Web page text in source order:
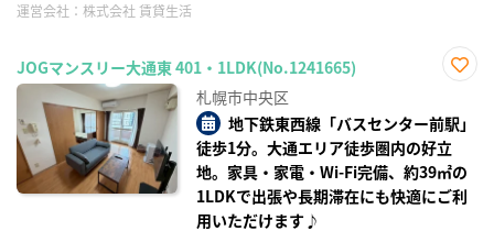
運営会社： 株式会社 賃貸生活
JOGマンスリー大通東 401・1LDK(No.1241665)
り登
録
札幌市中央区
地下鉄東西線「バスセンター前駅」
徒歩1分。大通エリア徒歩圏内の好立
地。家具・家電・Wi-Fi完備、約39㎡の
1LDKで出張や長期滞在にも快適にご利
用いただけます♪